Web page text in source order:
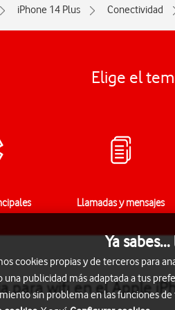
iPhone 14 Plus Conectividad
Elige el
Llamadas y mensajes
para wifi en el Apple
Ya
cookies propias y de terceros para
una publicidad más adaptada a tus
sin problema en las funciones